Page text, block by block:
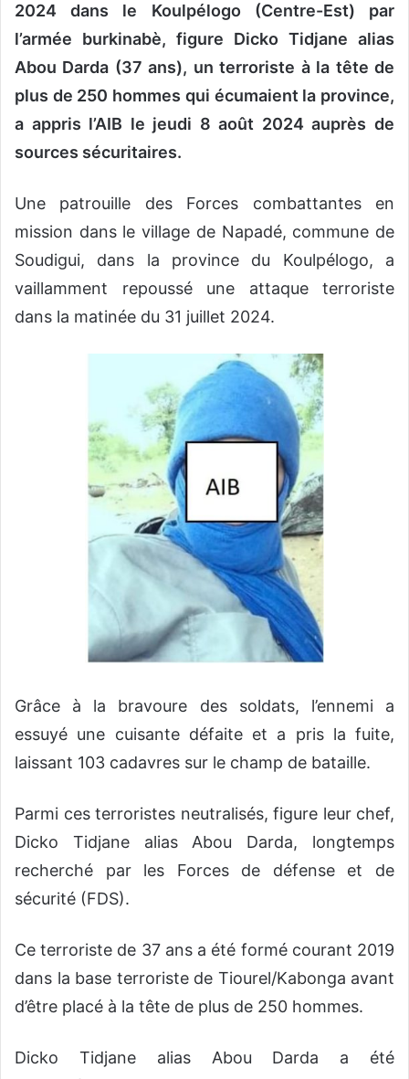
e
2024 dans le Koulpélogo (Centre-Est) par
l’armée burkinabè, figure Dicko Tidjane alias
Abou Darda (37 ans), un terroriste à la tête de
plus de 250 hommes qui écumaient la province,
a appris l’AIB le jeudi 8 août 2024 auprès de
sources sécuritaires.
Une patrouille des Forces combattantes en
mission dans le village de Napadé, commune de
Soudigui, dans la province du Koulpélogo, a
vaillamment repoussé une attaque terroriste
dans la matinée du 31 juillet 2024.
Grâce à la bravoure des soldats, l’ennemi a
essuyé une cuisante défaite et a pris la fuite,
laissant 103 cadavres sur le champ de bataille.
Parmi ces terroristes neutralisés, figure leur chef,
Dicko Tidjane alias Abou Darda, longtemps
recherché par les Forces de défense et de
sécurité (FDS).
Ce terroriste de 37 ans a été formé courant 2019
dans la base terroriste de Tiourel/Kabonga avant
d’être placé à la tête de plus de 250 hommes.
Dicko Tidjane alias Abou Darda a été